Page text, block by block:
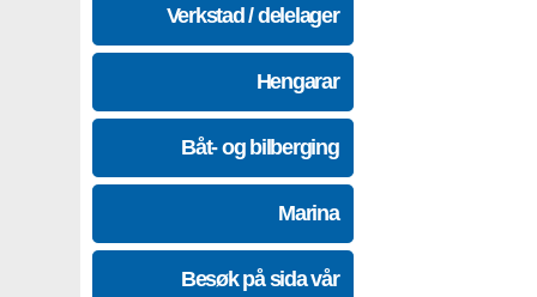
Verkstad / delelager
Hengarar
Båt- og bilberging
Marina
Besøk på sida vår